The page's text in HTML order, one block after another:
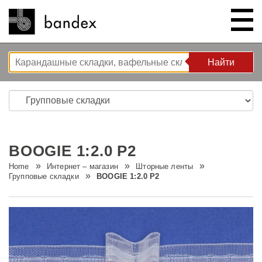
ИНТЕРНЕТ – МАГАЗИН
КОРЗИНА РЕШЕНИЙ
Решения для спальни
Волновая система L’ONDA
O НАС
Тур по компании
РЕКОМЕНДАЦИИ
Найти
Найти
BOOGIE 1:2.0 P2
Home Интернет – магазин
Шторные ленты
Групповые складки
BOOGIE 1:2.0 P2